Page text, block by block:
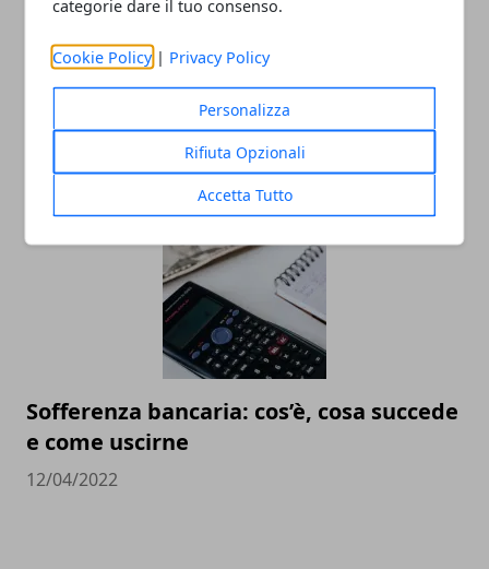
categorie dare il tuo consenso.
Cookie Policy | Privacy Policy
Personalizza
Rifiuta Opzionali
Accetta Tutto
Simulazione mutuo: come funziona e
come calcolare le rate
19/12/2023
Sofferenza bancaria: cos’è, cosa succede
e come uscirne
12/04/2022